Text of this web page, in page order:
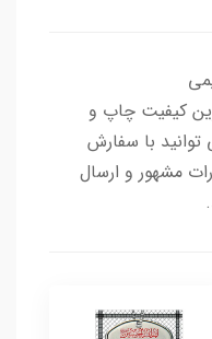
کیفیت چاپ و
با سفارش
مشهور و ارسال